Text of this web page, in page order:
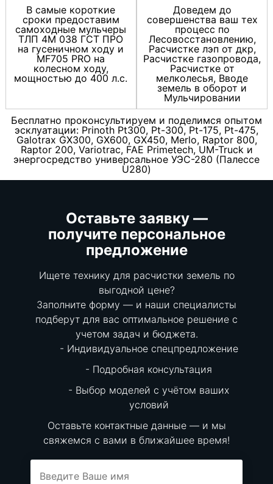
В самые короткие
сроки предоставим
самоходные мульчеры
ТЛП 4М 038 ГСТ ПРО
на гусеничном ходу и
MF705 PRO на
колесном ходу,
мощностью до 400 л.с.
Доведем до
совершенства ваш тех
процесс по
Лесовосстановлению,
Расчистке лэп от дкр,
Расчистке газопровода,
Расчистке от
мелколесья, Вводе
земель в оборот и
Мульчировании
Бесплатно проконсультируем и поделимся опытом
эсклуатации: Prinoth Pt300, Pt-300, Pt-175, Pt-475,
Galotrax GX300, GX600, GX450, Merlo, Raptor 800,
Raptor 200, Variotrac, FAE Primetech, UM-Truck и
энергосредство универсальное УЭС-280 (Палессе
U280)
Оставьте заявку —
получите персональное
предложение
Ищете технику для расчистки земель по
выгодной цене?
Заполните форму — и наши специалисты
подберут для вас оптимальное решение с
учетом задач и бюджета.
Индивидуальное спецпредложение
Подробная консультация
Выбор моделей с учётом ваших
условий
Оставьте контактные данные — и мы
свяжемся с вами в ближайшее время!